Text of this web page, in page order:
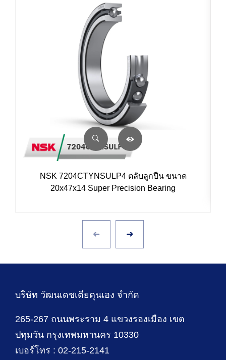
NSK 7204CTYNSULP4 ตลับลูกปืน ขนาด
20x47x14 Super Precision Bearing
บริษัท วัฒนเดชเตียคุนเฮง จำกัด
265-267 ถนนพระราม 4 แขวงรองเมือง เขต
ปทุมวัน กรุงเทพมหานคร 10330
เบอร์โทร : 02-215-2141